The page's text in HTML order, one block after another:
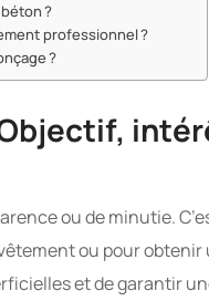
?
professionnel ?
?
ou de minutie.
ou pour
et de garantir